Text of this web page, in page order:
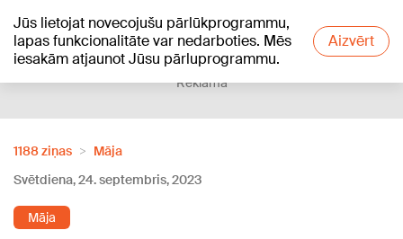
Jūs lietojat novecojušu pārlūkprogrammu,
lapas funkcionalitāte var nedarboties. Mēs
iesakām atjaunot Jūsu pārluprogrammu.
Aizvērt
+21°C
Reklāma
1188 ziņas
Māja
Svētdiena, 24. septembris, 2023
Māja